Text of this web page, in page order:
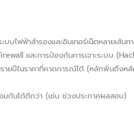
บบไฟฟ้าสำรองและอินเทอร์เน็ตหลายเส้น
และการป้องกันการเจาะระบบ
ายปีในราคาที่คาดการณ์ได้ (หลักพันถึงห
มกันได้ดีกว่า (เช่น ช่วงประกาศผลสอบ)